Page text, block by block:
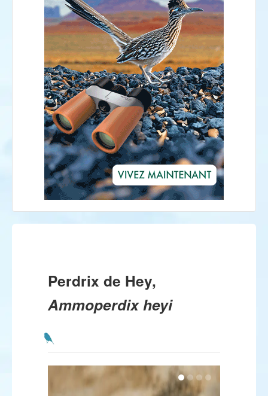
Perdrix de Hey,
Ammoperdix heyi